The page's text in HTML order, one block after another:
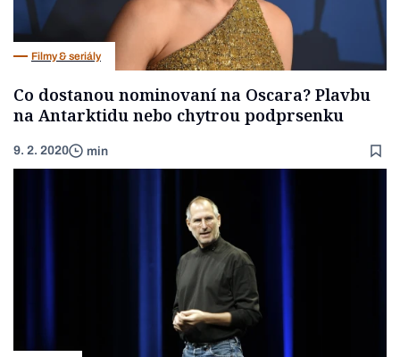
Filmy & seriály
Co dostanou nominovaní na Oscara? Plavbu
na Antarktidu nebo chytrou podprsenku
9. 2. 2020 min